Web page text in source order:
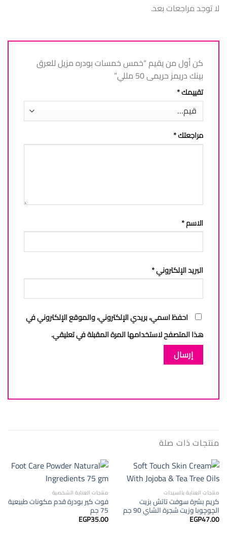
لا توجد مراجعات بعد.
كن أول من يقيم “خمس خمسات بودره مزيل للعرق
بينك دريمز حريمى 50 مللي”
تقييمك*
مراجعتك*
الاسم*
البريد الإلكتروني*
احفظ اسمي، بريدي الإلكتروني، والموقع الإلكتروني في
هذا المتصفح لاستخدامها المرة المقبلة في تعليقي.
منتجات ذات صلة
منتجات العناية بالسيدات
كريم بشرة سوفت تاتش بزيت
الچوچوبا وزيت شجرة الشاي 90 جم
EGP47.00
منتجات العناية الشخصية
فوت كير بودرة قدم مكونات طبيعية
75 جم
EGP35.00